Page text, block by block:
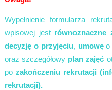
Wypełnienie formularza
wpisowej jest równoznaczne
decyzję o przyjęciu, umowęo
oraz szczegółowy plan zajęć
po zakończeniu rekrutacji
rekrutacji).